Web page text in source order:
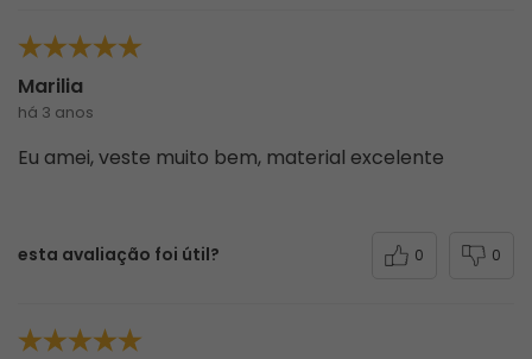
Marilia
há 3 anos
Eu amei, veste muito bem, material excelente
esta avaliação foi útil? 0 0